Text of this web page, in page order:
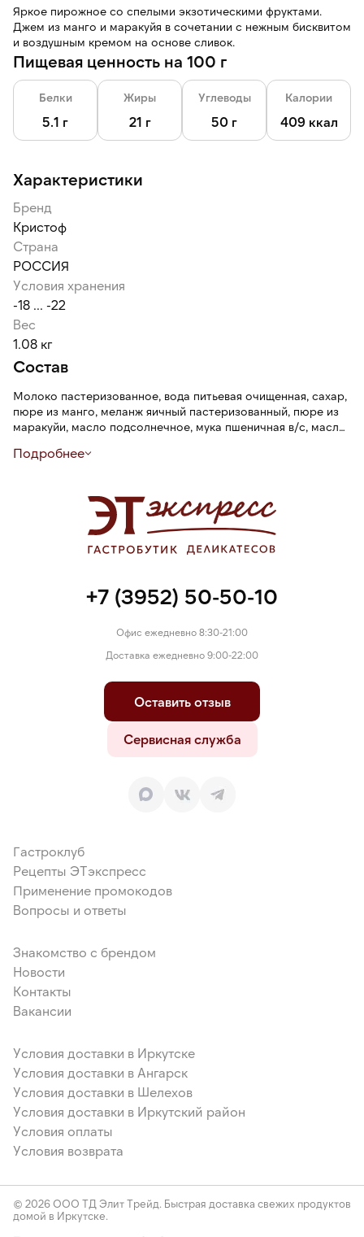
Яркое пирожное со спелыми экзотическими фруктами.
Джем из манго и маракуйя в сочетании с нежным бисквитом
и воздушным кремом на основе сливок.
Пищевая ценность на 100 г
Белки
5.1 г
Жиры
21 г
Углеводы
50 г
Калории
409 ккал
Характеристики
Бренд
Кристоф
Страна
РОССИЯ
Условия хранения
-18 ... -22
Вес
1.08 кг
Состав
Молоко пастеризованное, вода питьевая очищенная, сахар,
пюре из манго, меланж яичный пастеризованный, пюре из
маракуйи, масло подсолнечное, мука пшеничная в/с, масло
пудра сахарная, молоко сухое цельное, крахмал
сода пищевая, краситель бета-каротин, ароматизатор
натуральный маракуйя, соль, ароматизатор натуральный
манго, стабилизатор альгинат натрия.
Подробнее
+7 (3952) 50-50-10
Офис ежедневно 8:30-21:00
Доставка ежедневно 9:00-22:00
Оставить отзыв
Сервисная служба
Гастроклуб
Рецепты ЭТэкспресс
Применение промокодов
Вопросы и ответы
Знакомство с брендом
Новости
Контакты
Вакансии
Условия доставки в Иркутске
Условия доставки в Ангарск
Условия доставки в Шелехов
Условия доставки в Иркутский район
Условия оплаты
Условия возврата
© 2026 ООО ТД Элит Трейд. Быстрая доставка свежих продуктов
домой в Иркутске.